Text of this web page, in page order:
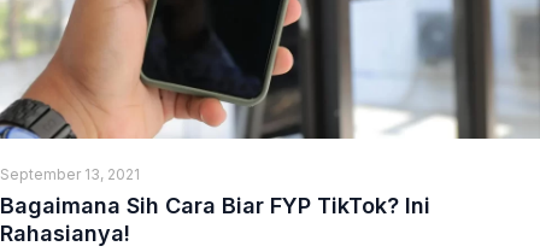
September 13, 2021
Bagaimana Sih Cara Biar FYP TikTok? Ini
Rahasianya!